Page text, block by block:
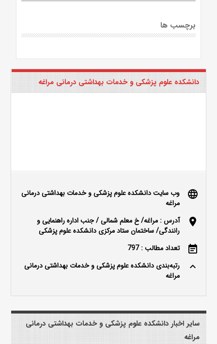
برچسب ها
دانشکده علوم پزشکی و خدمات بهداشتی درمانی مراغه
language
وب سایت دانشکده علوم پزشکی و خدمات بهداشتی درمانی
مراغه
location_on
آدرس : مراغه/ خ معلم شمالی / جنب اداره راهنمایی و
رانندگی/ ساختمان ستاد مرکزی دانشکده علوم پزشکی
event_note تعداد مطالب : 797
keyboard_arrow_up
رتبه‌بندی دانشکده علوم پزشکی و خدمات بهداشتی درمانی
مراغه
سایر اخبار دانشکده علوم پزشکی و خدمات بهداشتی درمانی
مراغه